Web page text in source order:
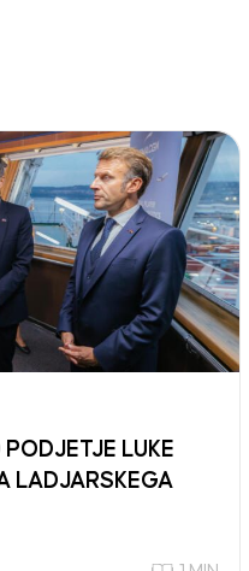
LUKE
LADJARSKEGA